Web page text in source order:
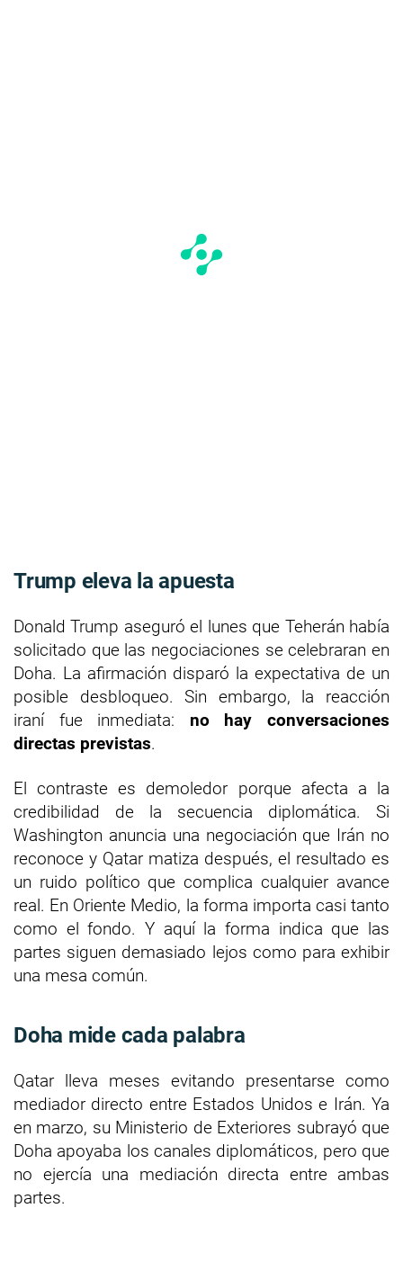
Trump eleva la apuesta
Donald Trump aseguró el lunes que Teherán había
solicitado que las negociaciones se celebraran en
Doha. La afirmación disparó la expectativa de un
posible desbloqueo. Sin embargo, la reacción
iraní fue inmediata: no hay conversaciones
directas previstas.
El contraste es demoledor porque afecta a la
credibilidad de la secuencia diplomática. Si
Washington anuncia una negociación que Irán no
reconoce y Qatar matiza después, el resultado es
un ruido político que complica cualquier avance
real. En Oriente Medio, la forma importa casi tanto
como el fondo. Y aquí la forma indica que las
partes siguen demasiado lejos como para exhibir
una mesa común.
Doha mide cada palabra
Qatar lleva meses evitando presentarse como
mediador directo entre Estados Unidos e Irán. Ya
en marzo, su Ministerio de Exteriores subrayó que
Doha apoyaba los canales diplomáticos, pero que
no ejercía una mediación directa entre ambas
partes.